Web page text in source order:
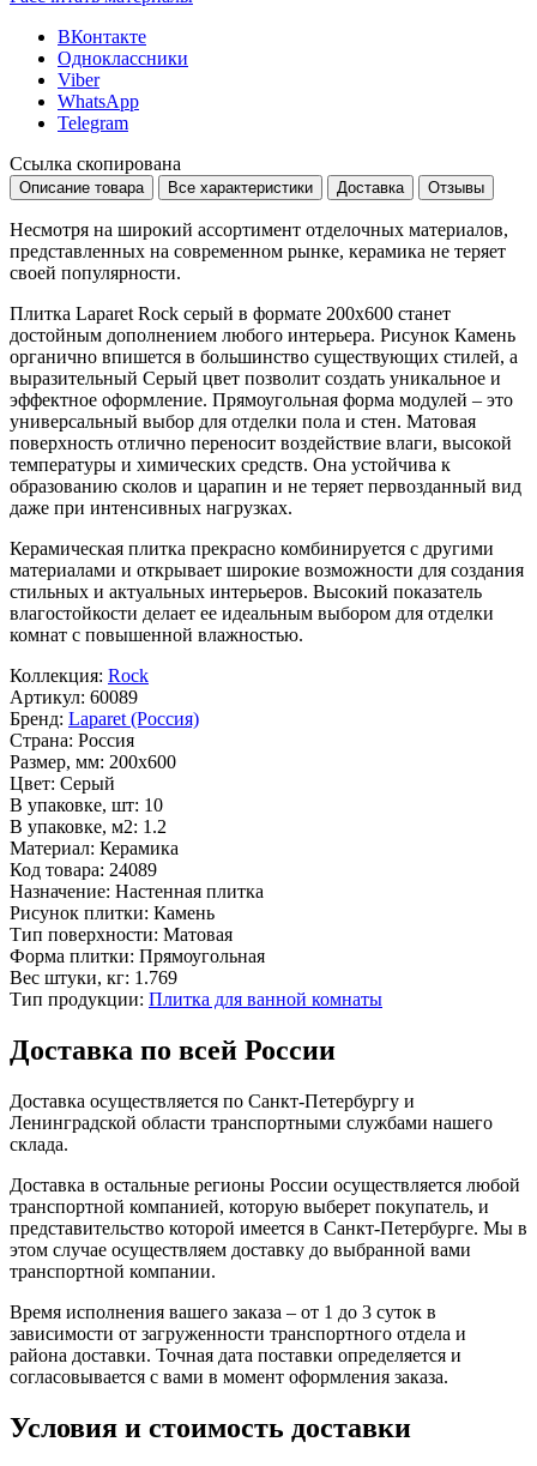
ВКонтакте
Одноклассники
Viber
WhatsApp
Telegram
Ссылка скопирована
Описание товара Все характеристики Доставка Отзывы
Несмотря на широкий ассортимент отделочных материалов,
представленных на современном рынке, керамика не теряет
своей популярности.
Плитка Laparet Rock серый в формате 200x600 станет
достойным дополнением любого интерьера. Рисунок Камень
органично впишется в большинство существующих стилей, а
выразительный Серый цвет позволит создать уникальное и
эффектное оформление. Прямоугольная форма модулей – это
универсальный выбор для отделки пола и стен. Матовая
поверхность отлично переносит воздействие влаги, высокой
температуры и химических средств. Она устойчива к
образованию сколов и царапин и не теряет первозданный вид
даже при интенсивных нагрузках.
Керамическая плитка прекрасно комбинируется с другими
материалами и открывает широкие возможности для создания
стильных и актуальных интерьеров. Высокий показатель
влагостойкости делает ее идеальным выбором для отделки
комнат с повышенной влажностью.
Коллекция: Rock
Артикул: 60089
Бренд: Laparet (Россия)
Страна: Россия
Размер, мм: 200x600
Цвет: Серый
В упаковке, шт: 10
В упаковке, м2: 1.2
Материал: Керамика
Код товара: 24089
Назначение: Настенная плитка
Рисунок плитки: Камень
Тип поверхности: Матовая
Форма плитки: Прямоугольная
Вес штуки, кг: 1.769
Тип продукции: Плитка для ванной комнаты
Доставка по всей России
Доставка осуществляется по Санкт-Петербургу и
Ленинградской области транспортными службами нашего
склада.
Доставка в остальные регионы России осуществляется любой
транспортной компанией, которую выберет покупатель, и
представительство которой имеется в Санкт-Петербурге. Мы в
этом случае осуществляем доставку до выбранной вами
транспортной компании.
Время исполнения вашего заказа – от 1 до 3 суток в
зависимости от загруженности транспортного отдела и
района доставки. Точная дата поставки определяется и
согласовывается с вами в момент оформления заказа.
Условия и стоимость доставки